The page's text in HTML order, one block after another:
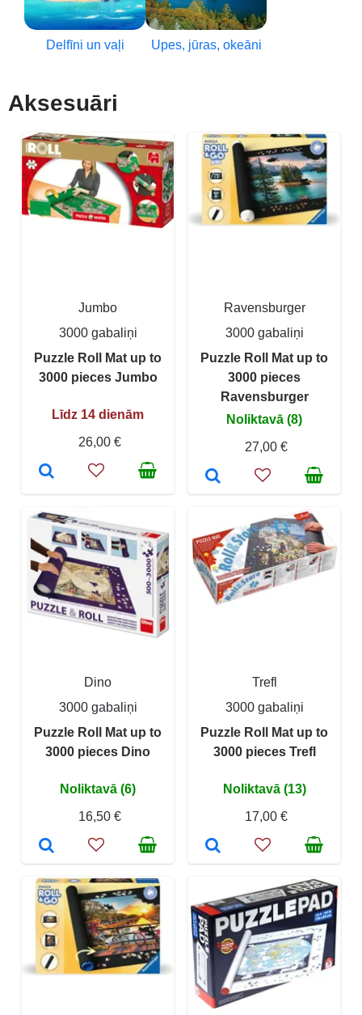
Delfīni un vaļi Upes, jūras, okeāni
Aksesuāri
Jumbo
3000 gabaliņi
Puzzle Roll Mat up to
3000 pieces Jumbo
Līdz 14 dienām
26,00 €
Ravensburger
3000 gabaliņi
Puzzle Roll Mat up to
3000 pieces
Ravensburger
Noliktavā (8)
27,00 €
Dino
3000 gabaliņi
Puzzle Roll Mat up to
3000 pieces Dino
Noliktavā (6)
16,50 €
Trefl
3000 gabaliņi
Puzzle Roll Mat up to
3000 pieces Trefl
Noliktavā (13)
17,00 €